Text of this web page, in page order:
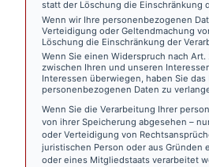
statt der Löschung die Einschränkung
Wenn wir Ihre personenbezogenen
Verteidigung oder Geltendmachung
Löschung die Einschränkung der
Wenn Sie einen Widerspruch nach
zwischen Ihren und unseren
Interessen überwiegen, haben Sie
personenbezogenen Daten zu
Wenn Sie die Verarbeitung Ihrer
von ihrer Speicherung abgesehen –
oder Verteidigung von
juristischen Person oder aus
oder eines Mitgliedstaats verarbeitet